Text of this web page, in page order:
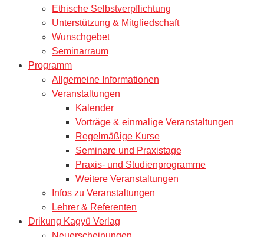
Ethische Selbstverpflichtung
Unterstützung & Mitgliedschaft
Wunschgebet
Seminarraum
Programm
Allgemeine Informationen
Veranstaltungen
Kalender
Vorträge & einmalige Veranstaltungen
Regelmäßige Kurse
Seminare und Praxistage
Praxis- und Studienprogramme
Weitere Veranstaltungen
Infos zu Veranstaltungen
Lehrer & Referenten
Drikung Kagyü Verlag